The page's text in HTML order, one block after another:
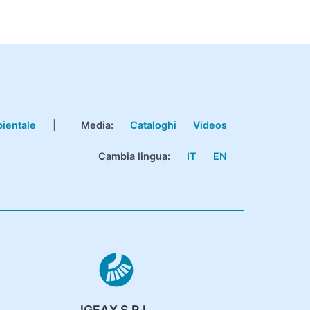
Media: Cataloghi Videos
Cambia lingua: IT EN